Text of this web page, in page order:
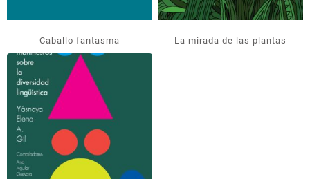
Caballo fantasma La mirada de las plantas